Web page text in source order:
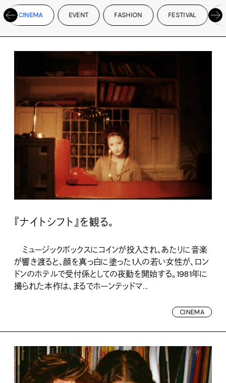
CINEMA EVENT FASHION FESTIVAL
『ナイトシフト』を観る。
ミュージックボックスにコインが投入され、あたりに音楽
が響き渡ると、顔を真っ白に塗った1人の若い女性が、ロン
ドンのホテルで受付係としての夜勤を開始する。1981年に
撮られた本作は、まるでホーンテッドマ...
CINEMA